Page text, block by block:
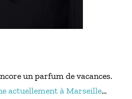
un parfum de vacances.
actuellement à Marseille…